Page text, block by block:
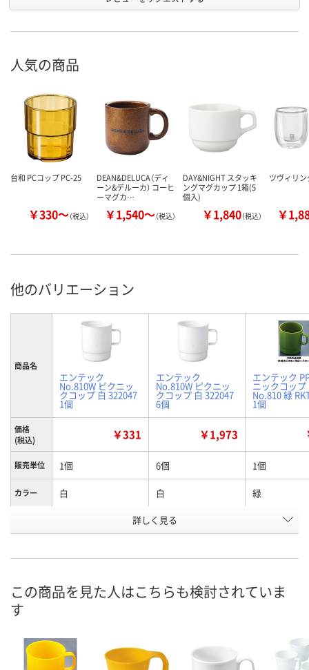
人気の商品
台和 PCコップ PC-25
￥330～（税込）
DEAN&DELUCA（ディ
ーン&デルーカ） コーヒ
ーマグカ…
￥1,540～（税込）
DAY&NIGHT スタッキ
ングマグカップ 1箱(5
個入)
￥1,840（税込）
ツヴィリ
￥
他のバリエーション
商品名
エンテック
No.810W ピクニッ
クコップ 白 322047
1個
エンテック
No.810W ピクニッ
クコップ 白 322047
6個
エンテック
ニックコップ
No.810 緑
1個
価格
(税込)
￥331 ￥1,973
販売単位 1個 6個 1個
カラー 白 白 緑
U470838 P120487
お届け日 8月11日（火）
ついてご連絡いたし
8月11日（火）
数量
詳しく見る
この商品を見た人はこちらも検討されていま
す